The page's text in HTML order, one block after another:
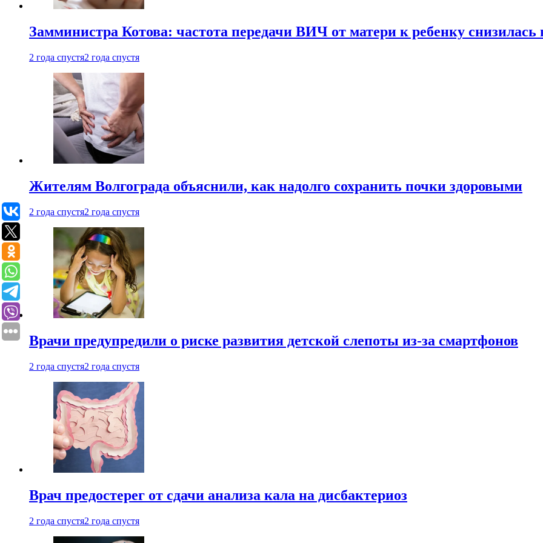
Замминистра Котова: частота передачи ВИЧ от матери к ребенку снизилась
2 года спустя2 года спустя
Жителям Волгограда объяснили, как надолго сохранить почки здоровыми
2 года спустя2 года спустя
Врачи предупредили о риске развития детской слепоты из-за смартфонов
2 года спустя2 года спустя
Врач предостерег от сдачи анализа кала на дисбактериоз
2 года спустя2 года спустя